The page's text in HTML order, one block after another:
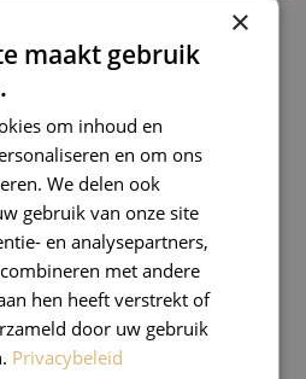
×
maakt gebruik
om inhoud en
en om ons
We delen ook
gebruik van onze site
en analysepartners,
met andere
hen heeft verstrekt of
door uw gebruik
Privacybeleid